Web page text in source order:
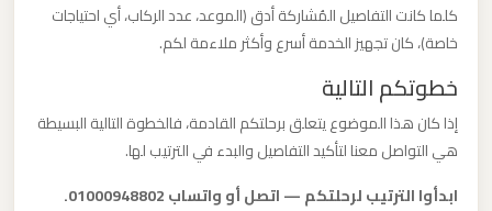
كلما كانت التفاصيل المُشاركة أدق (الموعد، عدد الركاب، أي احتياجات
خاصة)، كان تجهيز الخدمة أسرع وأكثر ملاءمة لكم.
خطوتكم التالية
إذا كان هذا الموضوع يتعلق برحلتكم القادمة، فالخطوة التالية البسيطة
هي التواصل معنا لتأكيد التفاصيل والبدء في الترتيب لها.
ابدأوا الترتيب لرحلتكم — اتصل أو واتساب 01000948802.
العرب
ليموزين
مطار